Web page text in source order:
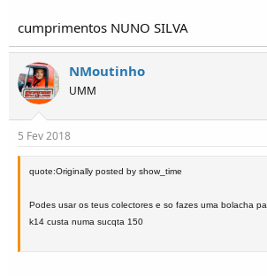
cumprimentos NUNO SILVA
NMoutinho
UMM
5 Fev 2018
quote:Originally posted by show_time
Podes usar os teus colectores e so fazes uma bolacha
k14 custa numa sucqta 150